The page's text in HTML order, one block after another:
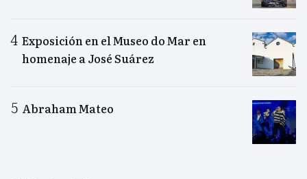
Exposición en el Museo do Mar en
homenaje a José Suárez
Abraham Mateo